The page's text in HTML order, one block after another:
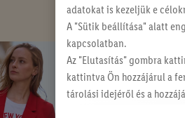
adatokat is kezeljük e
A "Sütik beállítása" alatt
kapcsolatban.
Az "Elutasítás" gombra
kattintva Ön hozzájárul a
tárolási idejéről és a